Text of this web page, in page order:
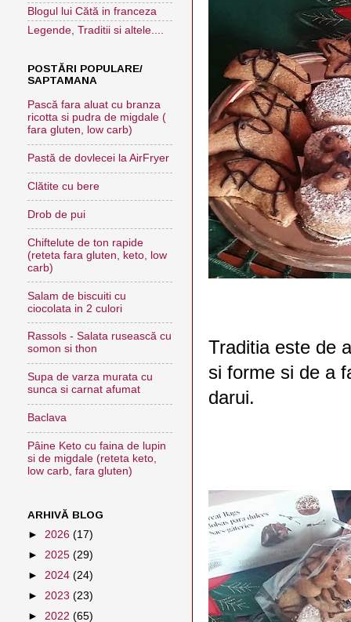
Traditia este de
si forme si de a
darui.
Blogul lui Cătă in franceza
Legende, Traditii si altele....
POSTĂRI POPULARE/
SAPTAMANA
Pască fara aluat cu branza
ricotta si pudra de migdale (
fara gluten, low carb)
Pastă de dovlecei la AirFryer
Clătite cu bere
Drob de pui
Chiftelute de ton rapide
(reteta fara gluten, keto, low
carb)
Salam de biscuiti cu
ciocolata in 2 culori
Rassols - Salata rusească cu
somon si thon
Supa de varza murata cu
sunca si carnat afumat
Baclava
Pâine Keto cu faina de lupin
si de migdale (reteta keto,
low carb, fara gluten)
ARHIVĂ BLOG
► 2026 (17)
► 2025 (29)
► 2024 (24)
► 2023 (23)
► 2022 (65)